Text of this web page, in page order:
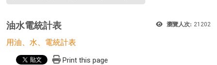
瀏覽人次: 21202
油水電統計表
用油、水、電統計表
Print this page